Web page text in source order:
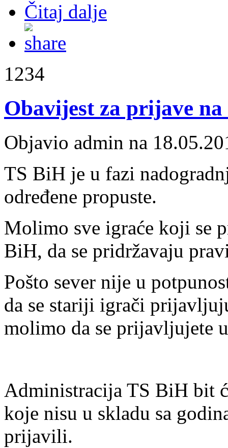
Čitaj dalje
1234
Obavijest za prijave
Objavio admin na
TS BiH je u fazi
određene propuste.
Molimo sve igraće koji se
BiH, da se pridržavaju
Pošto sever nije u
da se stariji igrači
molimo da se prijavljujete
Administracija TS BiH bit
koje nisu u skladu sa
prijavili.